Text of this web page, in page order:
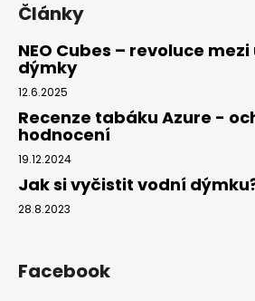
Články
NEO Cubes – revoluce
dýmky
12.6.2025
Recenze tabáku Azure -
hodnocení
19.12.2024
Jak si vyčistit vodní
28.8.2023
Facebook